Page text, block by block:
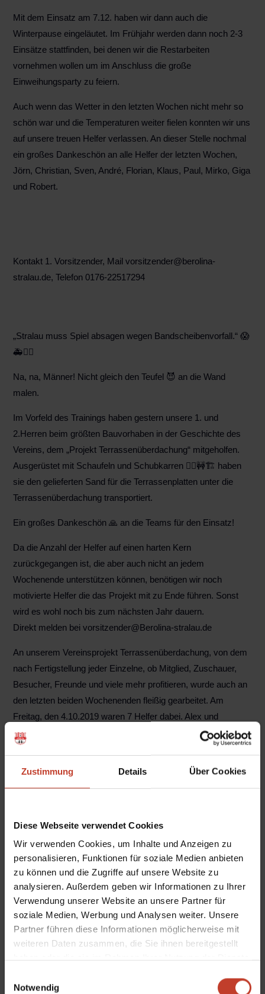
Zustimmung Details Über Cookies
Diese Webseite verwendet Cookies
Wir verwenden Cookies, um Inhalte und Anzeigen zu
personalisieren, Funktionen für soziale Medien anbieten
zu können und die Zugriffe auf unsere Website zu
analysieren. Außerdem geben wir Informationen zu Ihrer
Verwendung unserer Website an unsere Partner für
soziale Medien, Werbung und Analysen weiter. Unsere
Partner führen diese Informationen möglicherweise mit
weiteren Daten zusammen, die Sie ihnen bereitgestellt
Notwendig
Mit dem Einsatz am 7.12. haben wir dann auch die
Winterpause eingeläutet. Im Frühjahr werden dann noch 2-3
Einsätze stattfinden, bei denen wir die Restarbeiten
vornehmen wollen um im Anschluss die große
Einweihungsparty zu feiern.
Auch wenn das Wetter in den letzten Wochen nicht mehr so
schön war und die Temperaturen weiter fielen konnten wir uns
auf unsere treuen Helfer verlassen. An dieser Stelle nochmal
ein großes Dankeschön an alle Helfer der letzten Wochen,
Jörn, Christian, Sven, André, Florian, Klaus, Paul, Mirko, Giga
und Robert.
Kontakt 1. Vorsitzender, Mail vorsitzender@berolina-
stralau.de, Telefon 0176-22517294
„Stralau muss Spiel absagen wegen Bandscheibenvorfall.“ 😱
🚑👩‍⚕️
Na, na, Männer! Nicht gleich den Teufel 😈 an die Wand
malen.
Im Vorfeld des Trainings haben gestern unsere 1. und
2.Herren beim größten Bauvorhaben in der Geschichte des
Vereins, dem „Projekt Terrassenüberdachung“ mitgeholfen.
Ausgerüstet mit Schaufeln und Schubkarren 👷‍♂️🚧🏗 haben
sie den gelieferten Sand für die Terrassenplatten unter die
Terrassenüberdachung transportiert.
Ein großes Dankeschön 🙏 an die Teams für den Einsatz!
Da die Anzahl der Helfer auf einen harten Kern
zurückgegangen ist, die aber auch nicht an jedem
Wochenende unterstützen können, benötigen wir noch
motivierte Helfer die das Projekt mit zu Ende führen. Sonst
wird es wohl noch bis zum nächsten Jahr dauern.
Direkt melden bei vorsitzender@Berolina-stralau.de
An unserem Vereinsprojekt Terrassenüberdachung, von dem
nach Fertigstellung jeder Einzelne, ob Mitglied, Zuschauer,
Besucher, Freunde und viele mehr profitieren, wurde auch an
den letzten beiden Wochenenden fleißig gearbeitet. Am
Freitag, den 4.10.2019 waren 7 Helfer dabei. Alex und
Christian haben die Plexiglas-Verkleidung eingebaut. Roman,
Heinz, Florian, Klaus und Robert haben die Vorbereitung des
Bodens für die Terrassenplatten abgeschlossen.
Am Samstag, den 12.10.2019 waren noch einmal Christian
Bereich fertig angebracht.
Im letzten Bauabschnitt müssen nun die Terrassenplatten
verlegt werden. Da uns Pele krankheitsbedingt (auf diesem
Wege „Gute Besserung“) dabei nicht unterstützen kann,
suchen wir noch personelle Unterstützung welche uns auch
fachlich weiterhelfen können.
weiter, bei dem u.a. die ersten Kantensteine gesetzt werden.
Jörn, Christian und Robert haben bereits zugesagt und freuen